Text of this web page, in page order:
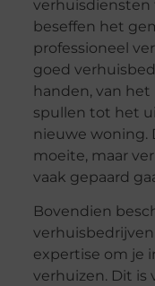
verhuisdiensten
beseffen het
professioneel
goed
handen, van
spullen tot het
nieuwe woning.
moeite, maar
vaak gepaard
Bovendien
expertise om je
verhuizen. Dit is